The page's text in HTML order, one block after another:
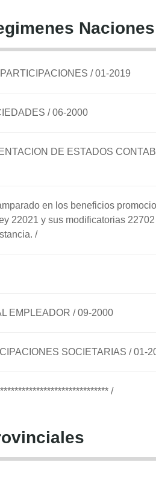
/01-2019
/06-2000
DE ESTADOS
en los beneficios
22021 y sus modificatorias
/
EMPLEADOR /09-2000
SOCIETARIAS /01-
/